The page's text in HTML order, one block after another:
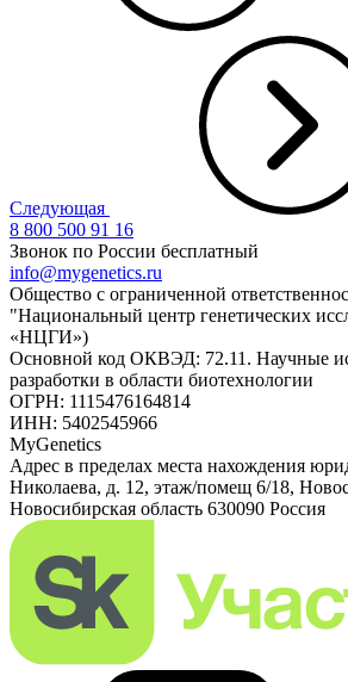
Следующая
8 800 500 91 16
Звонок по России бесплатный
info@mygenetics.ru
Общество с ограниченной
"Национальный центр генетических
«НЦГИ»)
Основной код ОКВЭД: 72.11. Научные
разработки в области биотехнологии
ОГРН: 1115476164814
ИНН: 5402545966
MyGenetics
Адрес в пределах места нахождения
Николаева, д. 12, этаж/помещ 6/18,
Новосибирская область 630090 Россия